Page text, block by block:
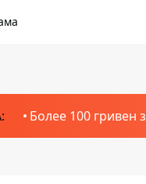
Более 100 гривен